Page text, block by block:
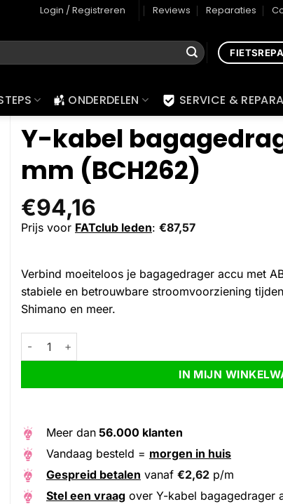
Login / Registreren Reviews Reparaties
ONDERDELEN SERVICE &
Y-kabel
mm (BCH262)
€94,16
Prijs voor FATclub leden: €87,57
Verbind moeiteloos je bagagedrager accu met
stabiele en betrouwbare stroomvoorziening
Shimano en meer.
Y-kabel bagagedrager accu 750 mm (BCH262) aantal
IN MIJN
Alternative:
Meer dan 56.000 klanten
Vandaag besteld = morgen in huis
Gespreid betalen vanaf €2,62 p/m
Stel een vraag over Y-kabel bagagedrager